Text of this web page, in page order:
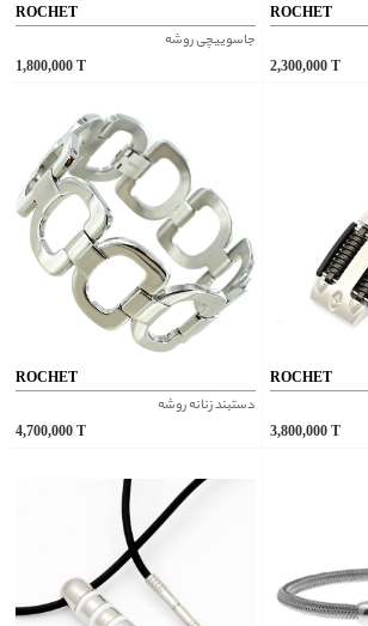
ROCHET
جاسوییچی روشه
1,800,000T
ROCHET
2,300,000 T
ROCHET
دستبند زنانه روشه
4,700,000T
ROCHET
3,800,000 T